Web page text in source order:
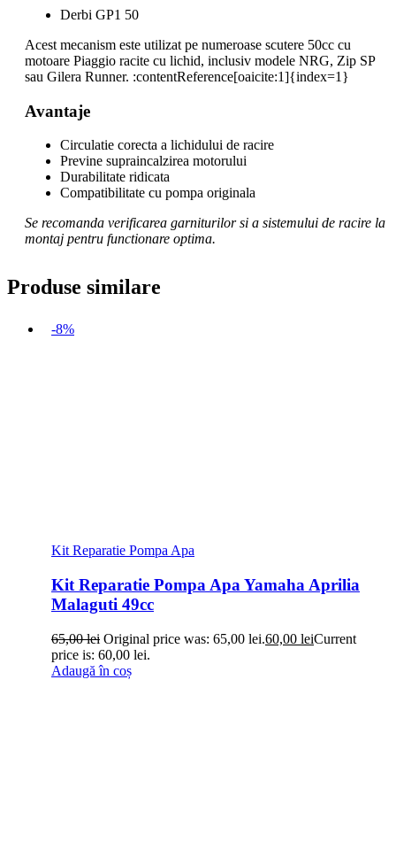
Derbi GP1 50
Acest mecanism este utilizat pe numeroase scutere 50cc cu
motoare Piaggio racite cu lichid, inclusiv modele NRG, Zip SP
sau Gilera Runner. :contentReference[oaicite:1]{index=1}
Avantaje
Circulatie corecta a lichidului de racire
Previne supraincalzirea motorului
Durabilitate ridicata
Compatibilitate cu pompa originala
Se recomanda verificarea garniturilor si a sistemului de racire la
montaj pentru functionare optima.
Produse similare
-8%
Kit Reparatie Pompa Apa
Kit Reparatie Pompa Apa Yamaha Aprilia
Malaguti 49cc
65,00lei Original price was: 65,00 lei.60,00 leiCurrent
price is: 60,00 lei.
Adaugă în coș